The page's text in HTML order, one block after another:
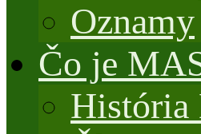
Oznamy
Čo je